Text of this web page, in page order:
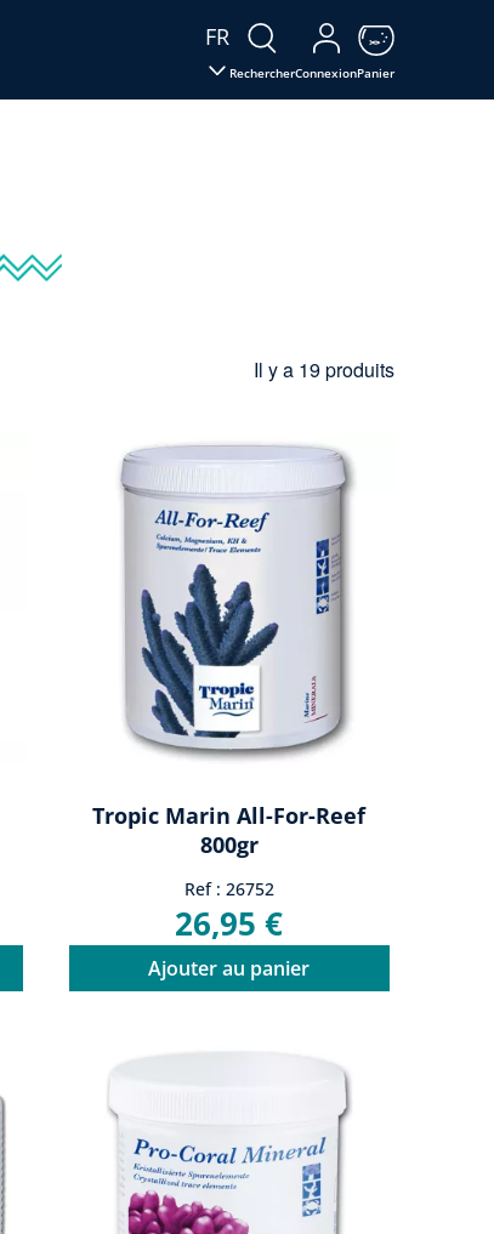
FR
RechercherConnexionPanier
Il y a 19 produits
Tropic Marin All-For-Reef
800gr
Ref : 26752
26,95 €
Ajouter au panier